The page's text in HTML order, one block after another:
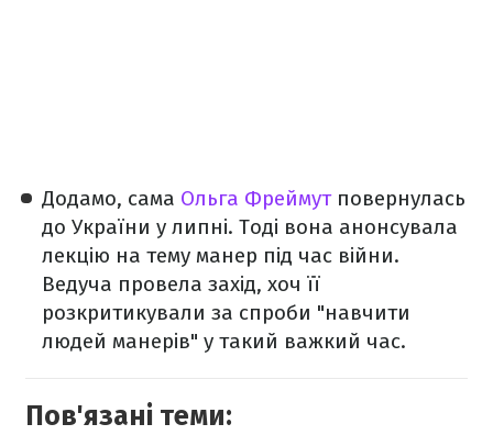
Додамо, сама Ольга Фреймутповернулась
до України у липні. Тоді вона анонсувала
лекцію на тему манер під час війни.
Ведуча провела захід, хоч її
розкритикували за спроби "навчити
людей манерів" у такий важкий час.
Пов'язані теми: